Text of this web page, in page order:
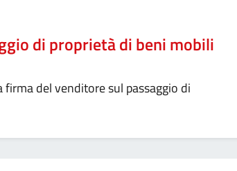
di proprietà di beni mobili
del venditore sul passaggio di